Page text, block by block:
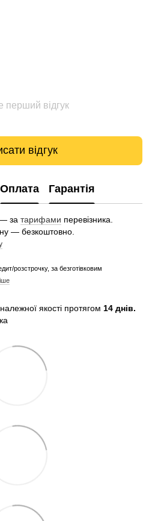
перший відгук
відгук
Оплата Гарантія
за тарифами перевізника.
— безкоштовно.
розстрочку, за безготівковим
якості протягом 14 днів.